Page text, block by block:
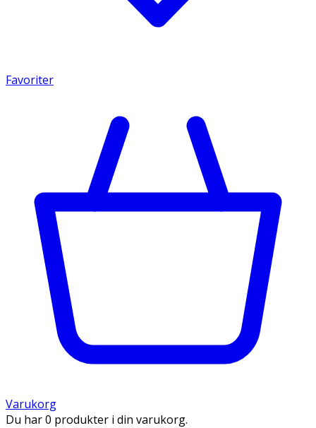
Favoriter
Varukorg
Du har 0 produkter i din varukorg.